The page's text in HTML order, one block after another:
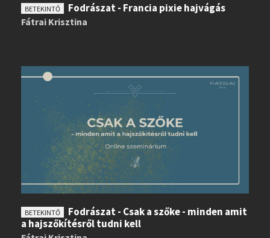
BETEKINTŐ Fodrászat - Francia pixie hajvágás
Fátrai Krisztina
BETEKINTŐ
Fodrászat - Csak a szőke - minden amit
a hajszőkítésről tudni kell